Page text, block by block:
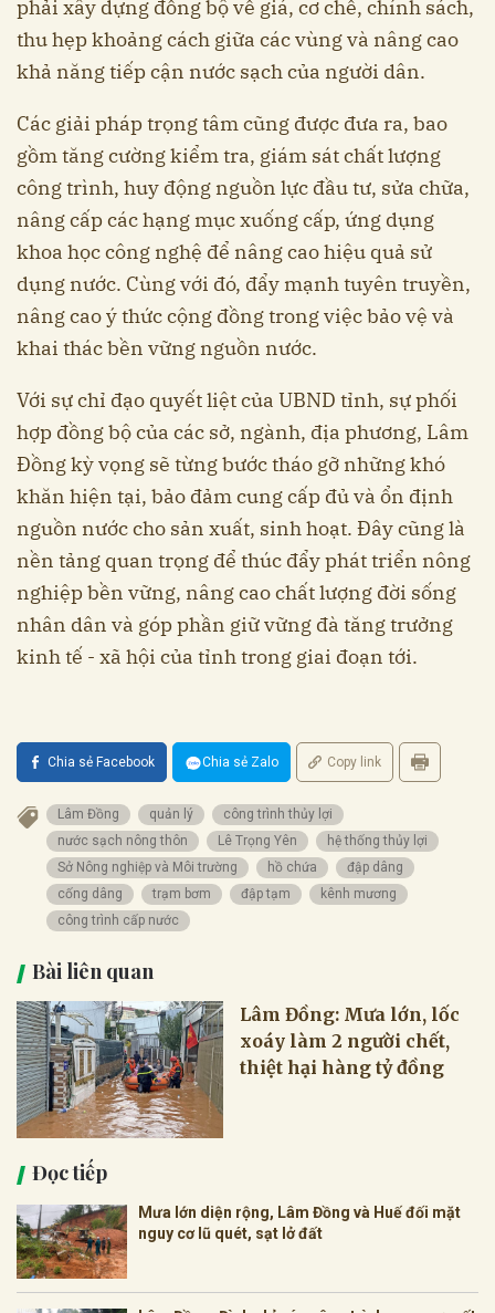
phải xây dựng đồng bộ về giá, cơ chế, chính sách,
thu hẹp khoảng cách giữa các vùng và nâng cao
khả năng tiếp cận nước sạch của người dân.
Các giải pháp trọng tâm cũng được đưa ra, bao
gồm tăng cường kiểm tra, giám sát chất lượng
công trình, huy động nguồn lực đầu tư, sửa chữa,
nâng cấp các hạng mục xuống cấp, ứng dụng
khoa học công nghệ để nâng cao hiệu quả sử
dụng nước. Cùng với đó, đẩy mạnh tuyên truyền,
nâng cao ý thức cộng đồng trong việc bảo vệ và
khai thác bền vững nguồn nước.
Với sự chỉ đạo quyết liệt của UBND tỉnh, sự phối
hợp đồng bộ của các sở, ngành, địa phương, Lâm
Đồng kỳ vọng sẽ từng bước tháo gỡ những khó
khăn hiện tại, bảo đảm cung cấp đủ và ổn định
nguồn nước cho sản xuất, sinh hoạt. Đây cũng là
nền tảng quan trọng để thúc đẩy phát triển nông
nghiệp bền vững, nâng cao chất lượng đời sống
nhân dân và góp phần giữ vững đà tăng trưởng
kinh tế - xã hội của tỉnh trong giai đoạn tới.
Chia sẻ Facebook Chia sẻ Zalo Copy link
Lâm Đồng quản lý
công trình thủy lợi
nước sạch nông thôn
Lê Trọng Yên
hệ thống thủy lợi
Sở Nông nghiệp và Môi trường
hồ chứa
đập dâng
cống dâng
trạm bơm đập tạm
kênh mương
công trình cấp nước
Bài liên quan
Lâm Đồng: Mưa lớn, lốc
xoáy làm 2 người chết,
thiệt hại hàng tỷ đồng
Đọc tiếp
Mưa lớn diện rộng, Lâm Đồng và Huế đối mặt
nguy cơ lũ quét, sạt lở đất